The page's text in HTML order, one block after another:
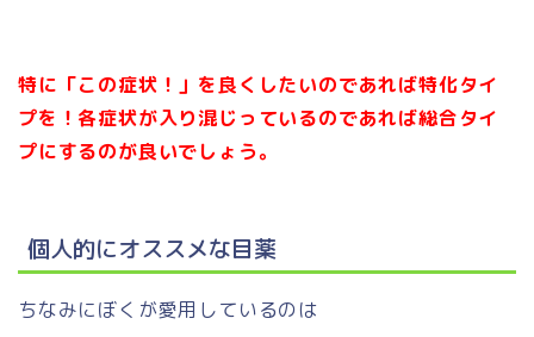
特に「この症状！」を良くしたいのであれば特化タイ
プを！各症状が入り混じっているのであれば総合タイ
プにするのが良いでしょう。
個人的にオススメな目薬
ちなみにぼくが愛用しているのは